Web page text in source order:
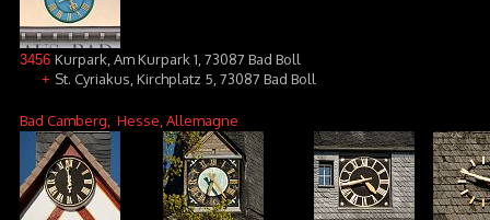
3456 Kurpark, Am Kurpark 1, 73087 Bad Boll
+ St. Cyriakus, Kirchplatz 5, 73087 Bad Boll
Bad Camberg , Hesse, Allemagne